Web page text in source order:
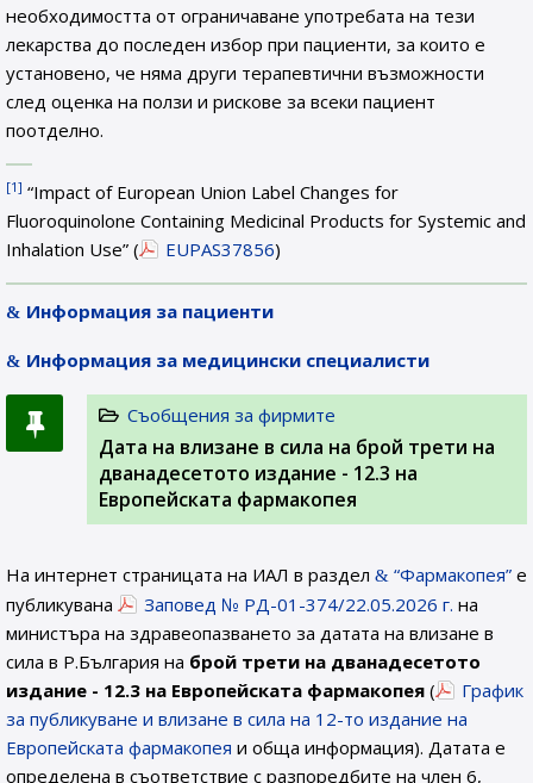
необходимостта от ограничаване употребата на тези
лекарства до последен избор при пациенти, за които е
установено, че няма други терапевтични възможности
след оценка на ползи и рискове за всеки пациент
поотделно.
[1] “Impact of European Union Label Changes for
Fluoroquinolone Containing Medicinal Products for Systemic and
Inhalation Use” (
EUPAS37856)
Информация за пациенти
Информация за медицински специалисти
Съобщения за фирмите
Дата на влизане в сила на брой трети на
дванадесетото издание - 12.3 на
Европейската фармакопея
На интернет страницата на ИАЛ в раздел “Фармакопея” е
публикувана
Заповед № РД-01-374/22.05.2026 г. на
министъра на здравеопазването за датата на влизане в
сила в Р.България на брой трети на дванадесетото
издание - 12.3 на Европейската фармакопея (
График
за публикуване и влизане в сила на 12-то издание на
Европейската фармакопея и обща информация). Датата е
определена в съответствие с разпоредбите на член 6,